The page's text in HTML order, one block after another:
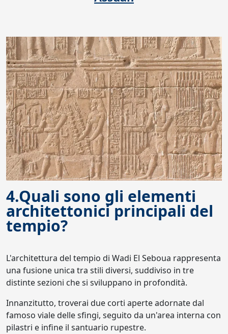
4.Quali sono gli elementi
architettonici principali del
tempio?
L'architettura del tempio di Wadi El Seboua rappresenta
una fusione unica tra stili diversi, suddiviso in tre
distinte sezioni che si sviluppano in profondità.
Innanzitutto, troverai due corti aperte adornate dal
famoso viale delle sfingi, seguito da un'area interna con
pilastri e infine il santuario rupestre.